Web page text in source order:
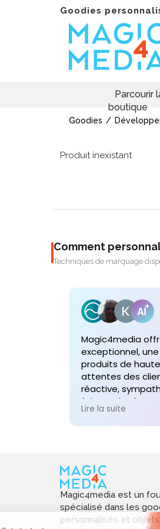
Goodies
Parcourir
boutique
Goodies
Produit inexistant
Comment
Techniques de marquage
Magic4media
exceptionnel,
produits de
attentes des
réactive,
faisant de
plaisir. Je
services pour
Lire la suite
Magic4media est un
spécialisé dans les
personnalisés et